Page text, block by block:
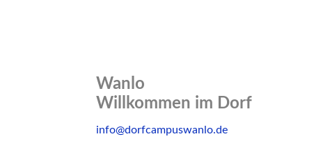
Wanlo
Willkommen im Dorf
Skip
info@dorfcampuswanlo.de